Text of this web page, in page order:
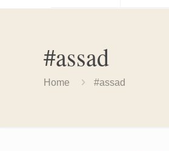
#assad
Home #assad